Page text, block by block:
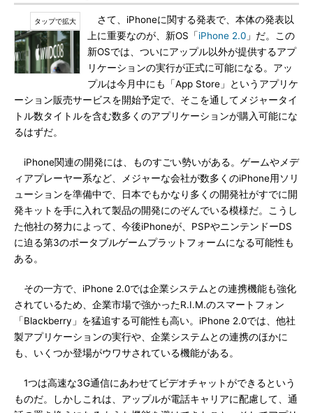
さて、iPhoneに関する発表で、本体の発表以
上に重要なのが、新OS「iPhone 2.0 」だ。この
新OSでは、ついにアップル以外が提供するアプ
リケーションの実行が正式に可能になる。アッ
プルは今月中にも「App Store」というアプリケ
ーション販売サービスを開始予定で、そこを通してメジャータイ
トル数タイトルを含む数多くのアプリケーションが購入可能にな
るはずだ。
iPhone関連の開発には、ものすごい勢いがある。ゲームやメデ
ィアプレーヤー系など、メジャーな会社が数多くのiPhone用ソリ
ューションを準備中で、日本でもかなり多くの開発社がすでに開
発キットを手に入れて製品の開発にのぞんでいる模様だ。こうし
た他社の努力によって、今後iPhoneが、PSPやニンテンドーDS
に迫る第3のポータブルゲームプラットフォームになる可能性も
ある。
その一方で、iPhone 2.0では企業システムとの連携機能も強化
されているため、企業市場で強かったR.I.M.のスマートフォン
「Blackberry」を猛追する可能性も高い。iPhone 2.0では、他社
製アプリケーションの実行や、企業システムとの連携のほかに
も、いくつか登場がウワサされている機能がある。
1つは高速な3G通信にあわせてビデオチャットができるという
ものだ。しかしこれは、アップルが電話キャリアに配慮して、通